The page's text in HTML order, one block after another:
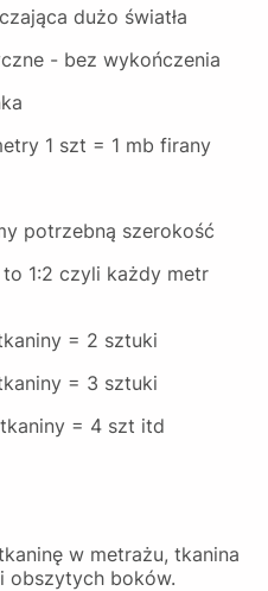
dużo światła
- bez wykończenia
1 szt = 1 mb firany
potrzebną szerokość
1:2 czyli każdy metr
= 2 sztuki
= 3 sztuki
= 4 szt itd
w metrażu, tkanina
obszytych boków.